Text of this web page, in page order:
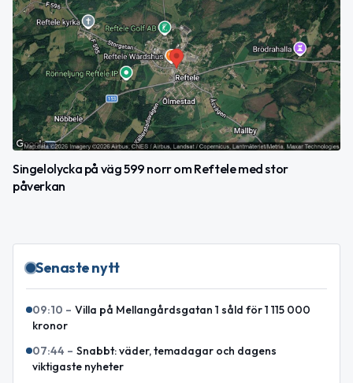
Singelolycka på väg 599 norr om Reftele med stor
påverkan
Senaste nytt
09:10 – Villa på Mellangårdsgatan 1 såld för 1 115 000
kronor
07:44 – Snabbt: väder, temadagar och dagens
viktigaste nyheter